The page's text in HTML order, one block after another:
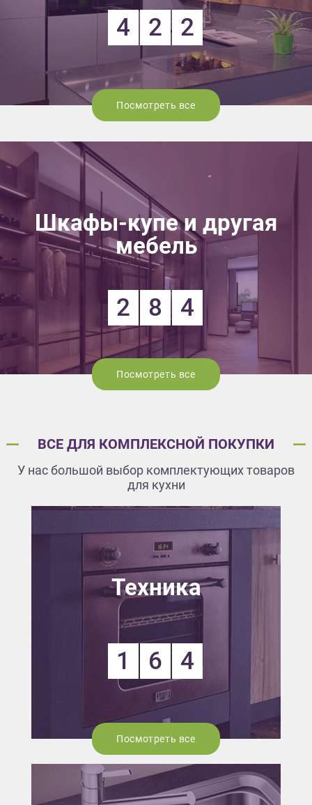
4 2 2
Посмотреть все
Шкафы-купе и другая
мебель
2 8 4
Посмотреть все
ВСЕ ДЛЯ КОМПЛЕКСНОЙ ПОКУПКИ
У нас большой выбор комплектующих товаров
для кухни
Техника
1 6 4
Посмотреть все